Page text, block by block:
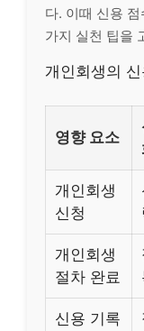
다. 이때 신용
가지 실천 팁을
개인회생의
영향 요소
개인회생
신청
개인회생
절차 완료
신용 기록